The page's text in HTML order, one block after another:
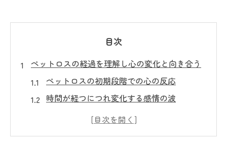
目次
ペットロスの経過を理解し心の変化と向き合う
ペットロスの初期段階での心の反応
時間が経つにつれ変化する感情の波
ペットへの感謝と新たな視点の発見